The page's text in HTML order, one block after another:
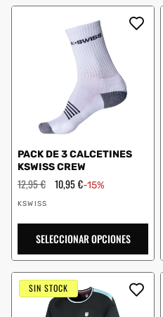
PACK DE 3 CALCETINES
KSWISS CREW
Precio
habitual
12,95 € Precio
de
10,95 €-15%
Proveedor:
KSWISS
SELECCIONAR OPCIONES
SIN STOCK